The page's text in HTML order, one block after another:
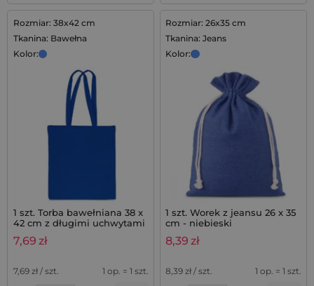
Rozmiar: 38x42 cm
Tkanina: Bawełna
Kolor:
1 szt. Torba bawełniana 38 x
42 cm z długimi uchwytami
- niebieska
7,69 zł
7,69 zł / szt. 1 op. = 1 szt.
Rozmiar: 26x35 cm
Tkanina: Jeans
Kolor:
1 szt. Worek z jeansu 26 x 35
cm - niebieski
8,39 zł
8,39 zł / szt. 1 op. = 1 szt.